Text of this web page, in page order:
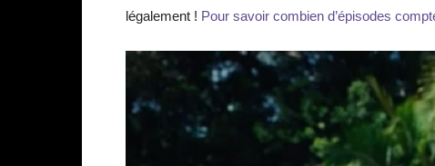
légalement ! Pour savoir combien d’épisodes